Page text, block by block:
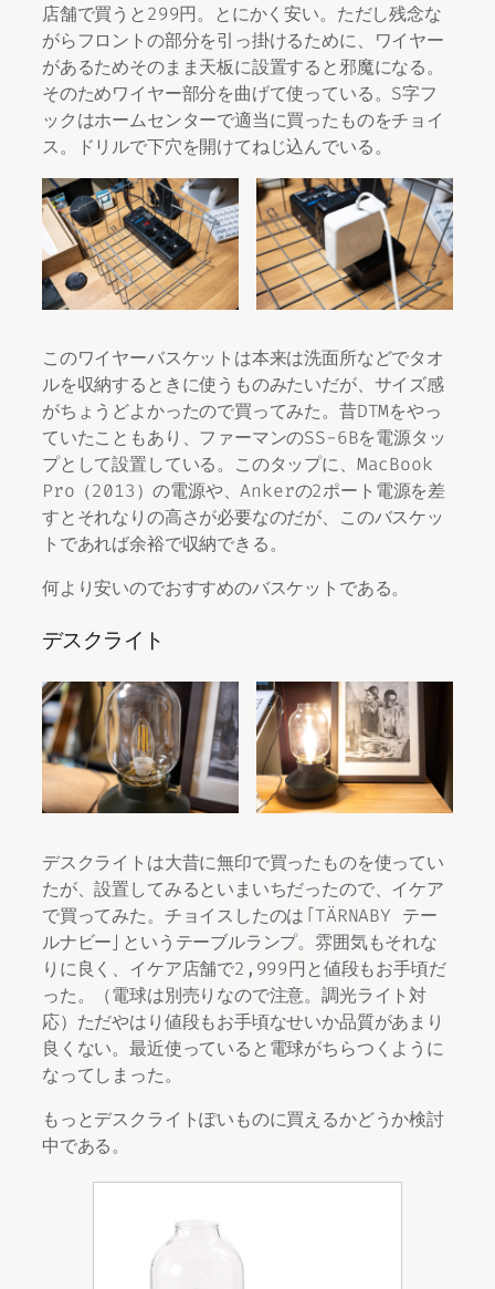
店舗で買うと299円。とにかく安い。ただし残念な
がらフロントの部分を引っ掛けるために、ワイヤー
があるためそのまま天板に設置すると邪魔になる。
そのためワイヤー部分を曲げて使っている。S字フ
ックはホームセンターで適当に買ったものをチョイ
ス。ドリルで下穴を開けてねじ込んでいる。
このワイヤーバスケットは本来は洗面所などでタオ
ルを収納するときに使うものみたいだが、サイズ感
がちょうどよかったので買ってみた。昔DTMをやっ
ていたこともあり、ファーマンのSS-6Bを電源タッ
プとして設置している。このタップに、MacBook
Pro（2013）の電源や、Ankerの2ポート電源を差
すとそれなりの高さが必要なのだが、このバスケッ
トであれば余裕で収納できる。
何より安いのでおすすめのバスケットである。
デスクライト
デスクライトは大昔に無印で買ったものを使ってい
たが、設置してみるといまいちだったので、イケア
で買ってみた。チョイスしたのは「TÄRNABY テー
ルナビー」というテーブルランプ。雰囲気もそれな
りに良く、イケア店舗で2,999円と値段もお手頃だ
った。（電球は別売りなので注意。調光ライト対
応）ただやはり値段もお手頃なせいか品質があまり
良くない。最近使っていると電球がちらつくように
なってしまった。
もっとデスクライトぽいものに買えるかどうか検討
中である。